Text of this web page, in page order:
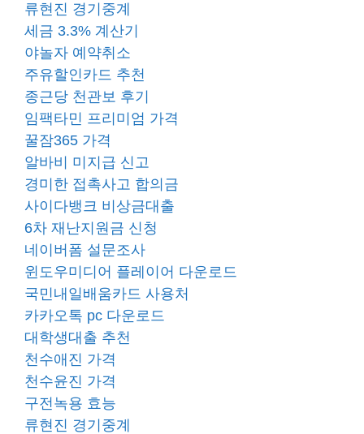
류현진 경기중계
세금 3.3% 계산기
야놀자 예약취소
주유할인카드 추천
종근당 천관보 후기
임팩타민 프리미엄 가격
꿀잠365 가격
알바비 미지급 신고
경미한 접촉사고 합의금
사이다뱅크 비상금대출
6차 재난지원금 신청
네이버폼 설문조사
윈도우미디어 플레이어 다운로드
국민내일배움카드 사용처
카카오톡 pc 다운로드
대학생대출 추천
천수애진 가격
천수윤진 가격
구전녹용 효능
류현진 경기중계